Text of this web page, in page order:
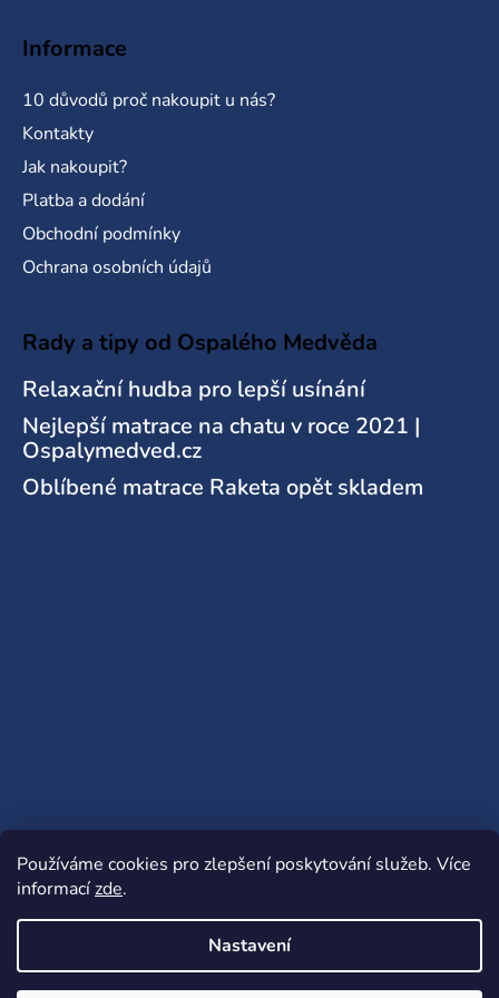
Používáme cookies pro zlepšení poskytování služeb. Více
informacízde.
Nastavení
Informace
10 důvodů proč nakoupit u nás?
Kontakty
Jak nakoupit?
Platba a dodání
Obchodní podmínky
Ochrana osobních údajů
Rady a tipy od Ospalého Medvěda
Relaxační hudba pro lepší usínání
Nejlepší matrace na chatu v roce 2021 |
Ospalymedved.cz
Oblíbené matrace Raketa opět skladem